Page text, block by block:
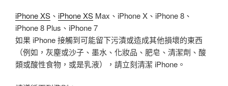
iPhone XS 、 iPhone XS Max、iPhone X、iPhone 8、
iPhone 8 Plus、iPhone 7
如果 iPhone 接觸到可能留下污漬或造成其他損壞的東西
（例如，灰塵或沙子、墨水、化妝品、肥皂、清潔劑、酸
類或酸性食物，或是乳液），請立刻清潔 iPhone。